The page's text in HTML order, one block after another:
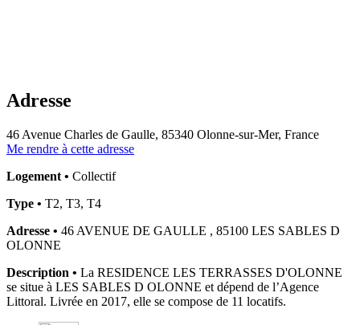
Adresse
46 Avenue Charles de Gaulle, 85340 Olonne-sur-Mer, France
Me rendre à cette adresse
Logement • Collectif
Type • T2, T3, T4
Adresse • 46 AVENUE DE GAULLE , 85100 LES SABLES D
OLONNE
Description • La RESIDENCE LES TERRASSES D'OLONNE
se situe à LES SABLES D OLONNE et dépend de l’Agence
Littoral. Livrée en 2017, elle se compose de 11 locatifs.